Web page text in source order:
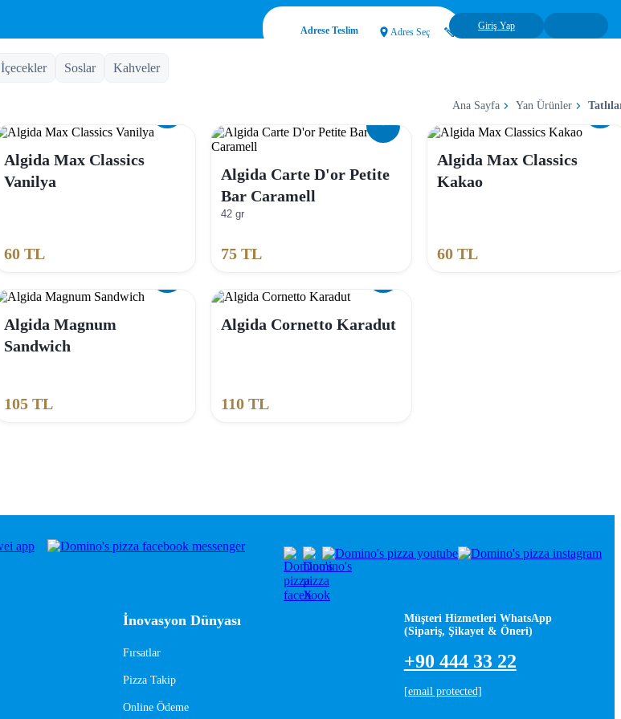
Adrese Teslim Adres Seç
Giriş Yap
İçecekler Soslar Kahveler
Ana Sayfa Yan Ürünler
Algida Max Classics
Vanilya
60 TL
Algida Carte D'or Petite
Bar Caramell
42 gr
75TL
Algida Max Classics
Kakao
60 TL
Algida Magnum
Sandwich
105 TL
Algida Cornetto Karadut
110TL
İnovasyon Dünyası
Fırsatlar
Pizza Takip
Online Ödeme
Müşteri Hizmetleri WhatsApp
(Sipariş, Şikayet & Öneri)
+90 444 33 22
[email protected]